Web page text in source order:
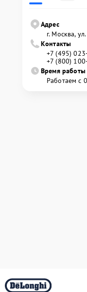
Адрес
г. Москва,
Контакты
+7 (495)
+7 (800)
Время работы
Работаем с